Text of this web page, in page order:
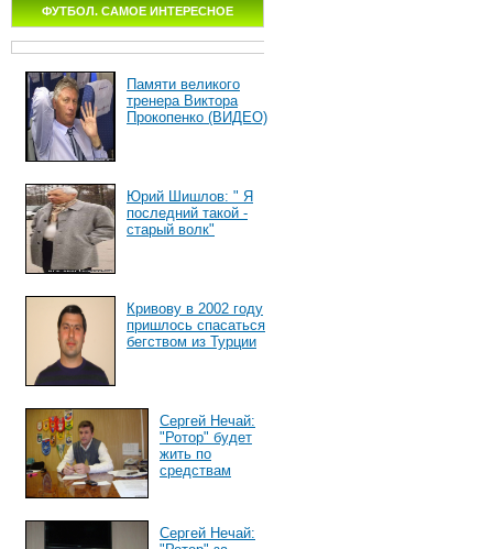
ФУТБОЛ. САМОЕ ИНТЕРЕСНОЕ
Памяти великого
тренера Виктора
Прокопенко (ВИДЕО)
Юрий Шишлов: " Я
последний такой -
старый волк"
Кривову в 2002 году
пришлось спасаться
бегством из Турции
Сергей Нечай:
"Ротор" будет
жить по
средствам
Сергей Нечай: